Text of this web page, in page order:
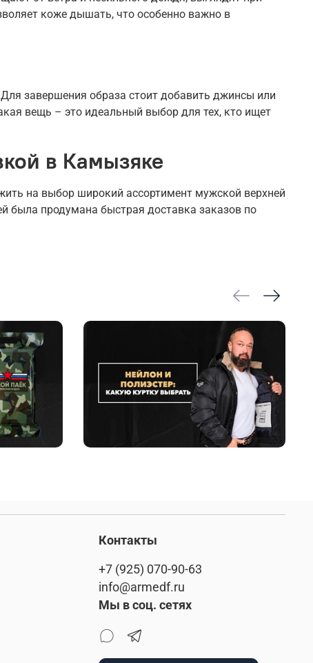
коже дышать, что особенно важно в
завершения образа стоит добавить джинсы или
вещь – это идеальный выбор для тех, кто ищет
в Камызяке
на выбор широкий ассортимент мужской верхней
была продумана быстрая доставка заказов по
Контакты
+7 (925) 070-90-63
info@armedf.ru
Мы в соц. сетях